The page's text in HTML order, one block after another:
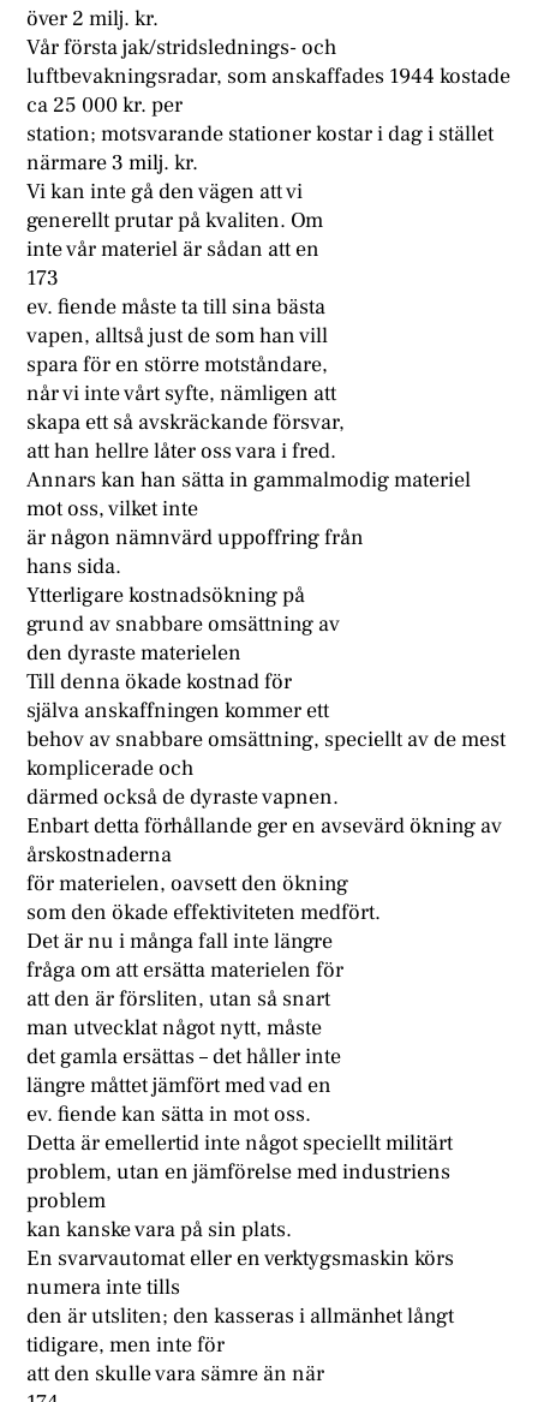
över 2 milj. kr.
Vår första jak/stridslednings- och
luftbevakningsradar, som anskaffades 1944 kostade
ca 25 000 kr. per
station; motsvarande stationer kostar i dag i stället
närmare 3 milj. kr.
Vi kan inte gå den vägen att vi
generellt prutar på kvaliten. Om
inte vår materiel är sådan att en
173
ev. fiende måste ta till sina bästa
vapen, alltså just de som han vill
spara för en större motståndare,
når vi inte vårt syfte, nämligen att
skapa ett så avskräckande försvar,
att han hellre låter oss vara i fred.
Annars kan han sätta in gammalmodig materiel
mot oss, vilket inte
är någon nämnvärd uppoffring från
hans sida.
Ytterligare kostnadsökning på
grund av snabbare omsättning av
den dyraste materielen
Till denna ökade kostnad för
själva anskaffningen kommer ett
behov av snabbare omsättning, speciellt av de mest
komplicerade och
därmed också de dyraste vapnen.
Enbart detta förhållande ger en avsevärd ökning av
årskostnaderna
för materielen, oavsett den ökning
som den ökade effektiviteten medfört.
Det är nu i många fall inte längre
fråga om att ersätta materielen för
att den är försliten, utan så snart
man utvecklat något nytt, måste
det gamla ersättas – det håller inte
längre måttet jämfört med vad en
ev. fiende kan sätta in mot oss.
Detta är emellertid inte något speciellt militärt
problem, utan en jämförelse med industriens
problem
kan kanske vara på sin plats.
En svarvautomat eller en verktygsmaskin körs
numera inte tills
den är utsliten; den kasseras i allmänhet långt
tidigare, men inte för
att den skulle vara sämre än när